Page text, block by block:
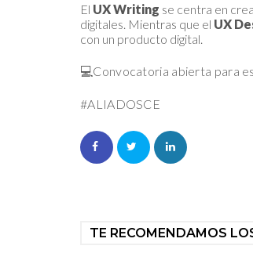
El UX Writing se centra en
digitales. Mientras que el UX
con un producto digital.
💻Convocatoria abierta para
#ALIADOSCE
TE RECOMENDAMOS